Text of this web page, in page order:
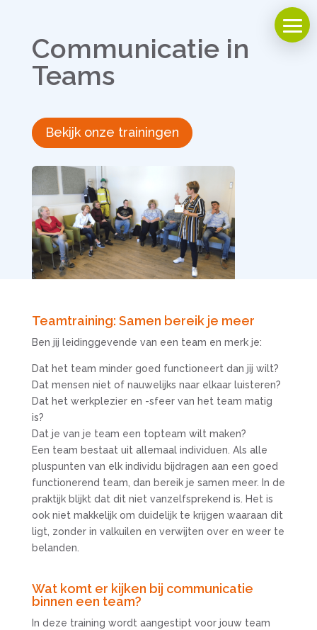
Communicatie in
Teams
Bekijk onze trainingen
Teamtraining: Samen bereik je meer
Ben jij leidinggevende van een team en merk je:
Dat het team minder goed functioneert dan jij wilt?
Dat mensen niet of nauwelijks naar elkaar luisteren?
Dat het werkplezier en -sfeer van het team matig
is?
Dat je van je team een topteam wilt maken?
Een team bestaat uit allemaal individuen. Als alle
pluspunten van elk individu bijdragen aan een goed
functionerend team, dan bereik je samen meer. In de
praktijk blijkt dat dit niet vanzelfsprekend is. Het is
ook niet makkelijk om duidelijk te krijgen waaraan dit
ligt, zonder in valkuilen en verwijten over en weer te
belanden.
Wat komt er kijken bij communicatie
binnen een team?
In deze training wordt aangestipt voor jouw team